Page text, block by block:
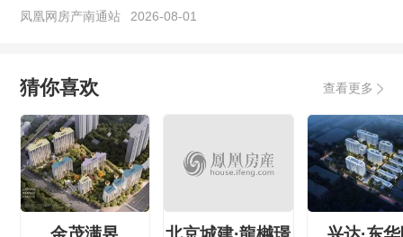
凤凰网房产南通站 2026-08-01
猜你喜欢 查看更多